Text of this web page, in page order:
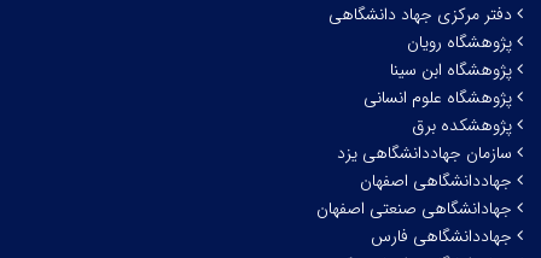
دفتر مرکزی جهاد دانشگاهی
پژوهشگاه رویان
پژوهشگاه ابن سینا
پژوهشگاه علوم انسانی
پژوهشکده برق
سازمان جهاددانشگاهی یزد
جهاددانشگاهی اصفهان
جهادانشگاهی صنعتی اصفهان
جهاددانشگاهی فارس